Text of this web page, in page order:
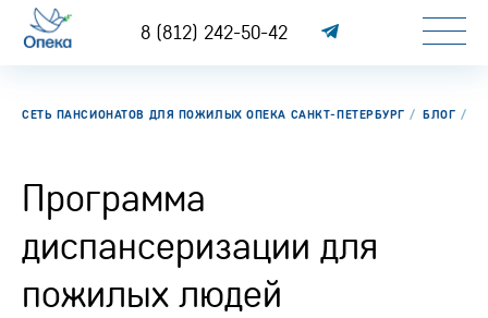
8 (812) 242-50-42
СЕТЬ ПАНСИОНАТОВ ДЛЯ ПОЖИЛЫХ ОПЕКА САНКТ-ПЕТЕРБУРГ БЛОГ
Программа
диспансеризации для
пожилых людей